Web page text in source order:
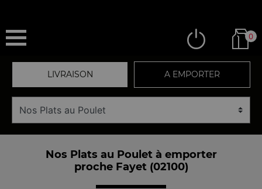
0
LIVRAISON A EMPORTER
Nos Plats au Poulet à emporter
proche Fayet (02100)